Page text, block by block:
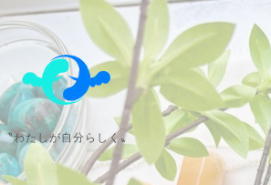
〝わたしが自分らしく〟